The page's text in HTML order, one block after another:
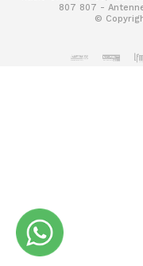
807 807 -
©